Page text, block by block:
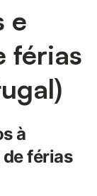
e
férias
à
férias